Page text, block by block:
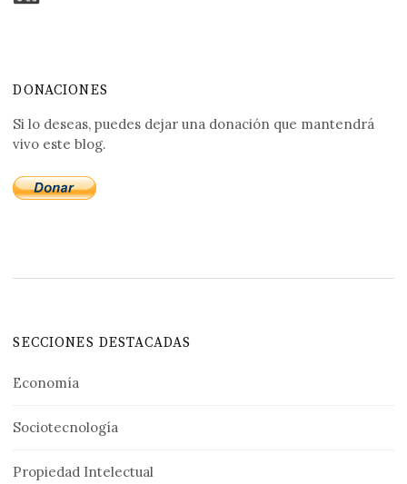
DONACIONES
Si lo deseas, puedes dejar una donación que mantendrá
vivo este blog.
SECCIONES DESTACADAS
Economía
Sociotecnología
Propiedad Intelectual